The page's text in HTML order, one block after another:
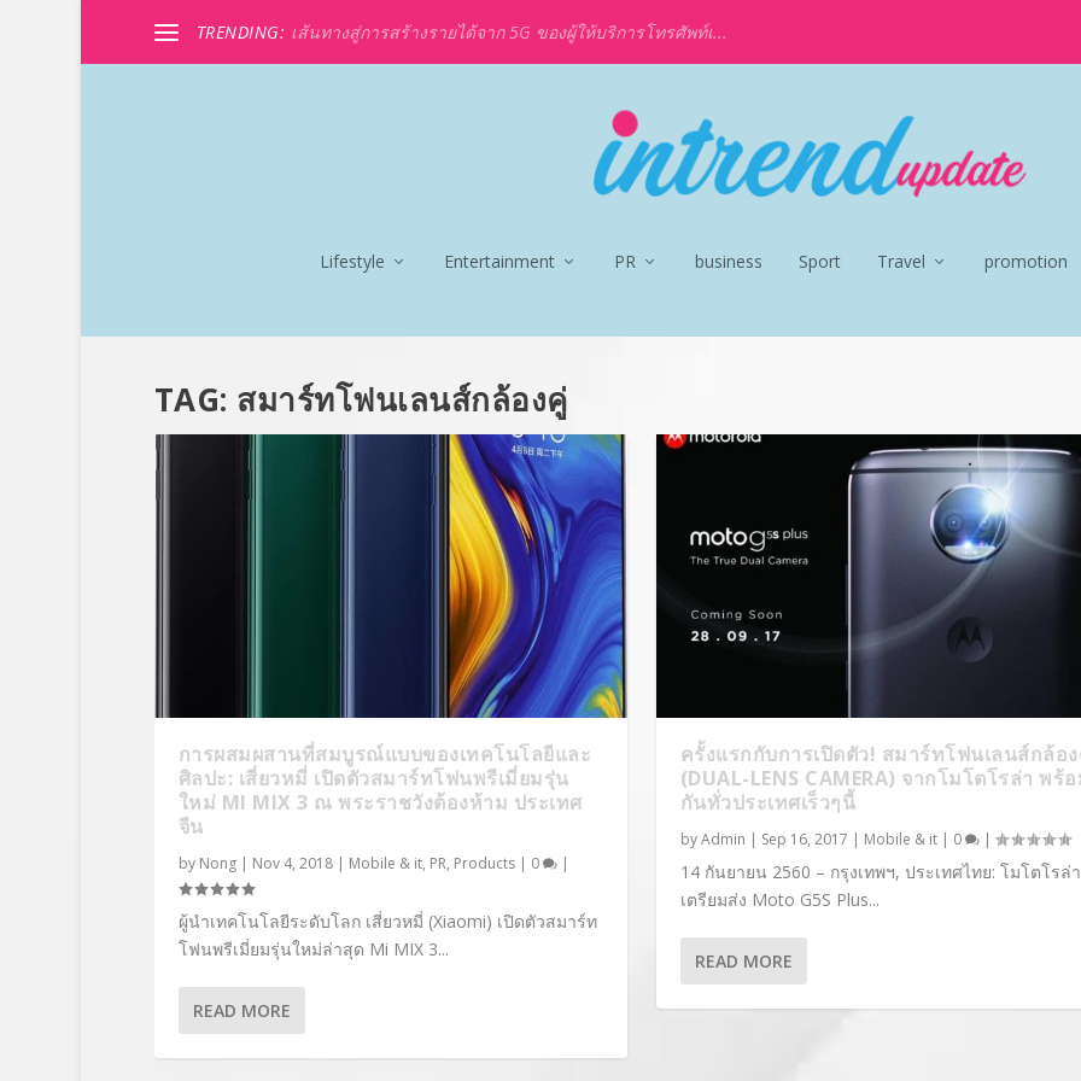
TRENDING: เส้นทางสู่การสร้างรายได้จาก 5G ของผู้ให้บริการโทรศัพท์เ...
Lifestyle Entertainment PR business Sport Travel promotion
TAG: สมาร์ทโฟนเลนส์กล้องคู่
การผสมผสานที่สมบูรณ์แบบของเทคโนโลยีและ
ศิลปะ: เสี่ยวหมี่ เปิดตัวสมาร์ทโฟนพรีเมี่ยมรุ่น
ใหม่ MI MIX 3 ณ พระราชวังต้องห้าม ประเทศ
จีน
by Nong| Nov 4, 2018| Mobile & it, PR, Products| 0 |
ผู้นำเทคโนโลยีระดับโลก เสี่ยวหมี่ (Xiaomi) เปิดตัวสมาร์ท
โฟนพรีเมี่ยมรุ่นใหม่ล่าสุด Mi MIX 3...
READ MORE
ครั้งแรกกับการเปิดตัว! สมาร์ทโฟนเลนส์กล้อ
(DUAL-LENS CAMERA) จากโมโตโรล่า พร้
กันทั่วประเทศเร็วๆนี้
byAdmin | Sep 16, 2017 | Mobile & it| 0 |
14 กันยายน 2560 – กรุงเทพฯ, ประเทศไทย: โมโตโรล่า
เตรียมส่ง Moto G5S Plus...
READ MORE